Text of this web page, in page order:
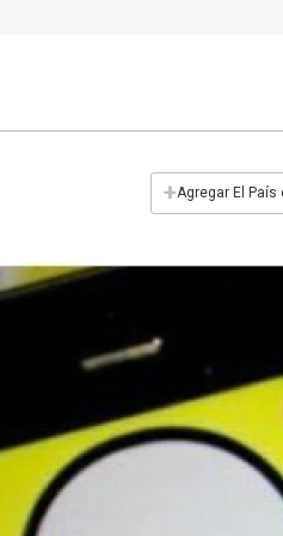
+Agregar El País